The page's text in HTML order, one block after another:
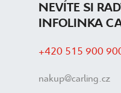
NEVÍTE SI
INFOLINKA
+420 515 900
nakup@carling.cz